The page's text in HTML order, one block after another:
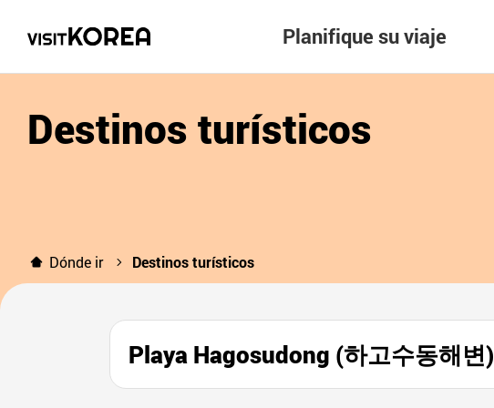
Planifique su viaje
Destinos turísticos
Dónde ir Destinos turísticos
Playa Hagosudong (하고수동해변)